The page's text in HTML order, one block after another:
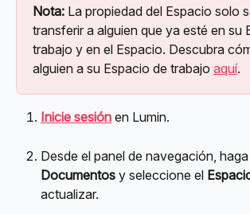
Nota: La propiedad del Espacio solo
transferir a alguien que ya esté en su
trabajo y en el Espacio. Descubra
alguien a su Espacio de trabajo aquí.
Inicie sesión en Lumin.
Desde el panel de navegación,
Documentos y seleccione el
actualizar.